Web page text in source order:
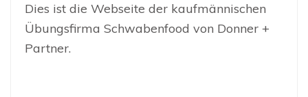
Dies ist die Webseite der kaufmännischen
Übungsfirma Schwabenfood von Donner +
Partner.